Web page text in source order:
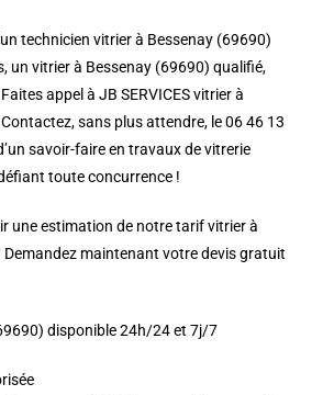
technicien vitrier à Bessenay (69690)
un vitrier à Bessenay (69690) qualifié,
appel à JB SERVICES vitrier à
sans plus attendre, le 06 46 13
savoir-faire en travaux de vitrerie
toute concurrence !
une estimation de notre tarif vitrier à
Demandez maintenant votre devis gratuit
disponible 24h/24 et 7j/7